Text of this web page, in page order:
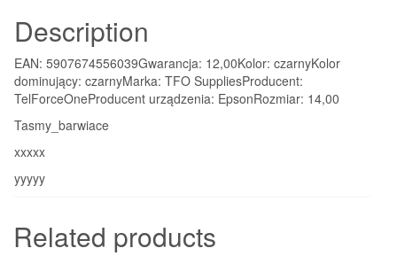
Description
EAN: 5907674556039Gwarancja: 12,00Kolor: czarnyKolor
dominujący: czarnyMarka: TFO SuppliesProducent:
TelForceOneProducent urządzenia: EpsonRozmiar: 14,00
Tasmy_barwiace
xxxxx
yyyyy
Related products